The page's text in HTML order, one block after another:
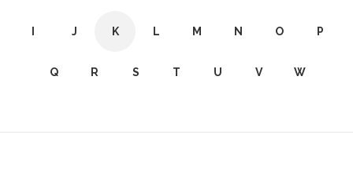
J K L M N O P
Q R S T U V W